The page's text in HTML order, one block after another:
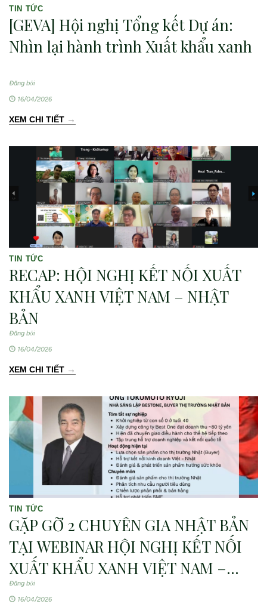
TIN TỨC
[GEVA] Hội nghị Tổng kết Dự án:
Nhìn lại hành trình Xuất khẩu xanh
Đăng bởi
16/04/2026
XEM CHI TIẾT →
TIN TỨC
RECAP: HỘI NGHỊ KẾT NỐI XUẤT
KHẨU XANH VIỆT NAM – NHẬT
BẢN
Đăng bởi
16/04/2026
XEM CHI TIẾT →
TIN TỨC
GẶP GỠ 2 CHUYÊN GIA NHẬT BẢN
TẠI WEBINAR HỘI NGHỊ KẾT NỐI
XUẤT KHẨU XANH VIỆT NAM –
NHẬT BẢN
Đăng bởi
16/04/2026